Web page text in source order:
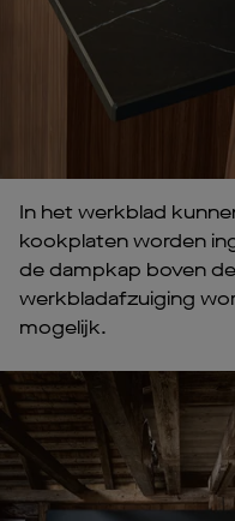
In het werkblad
kookplaten worden
de dampkap boven
werkbladafzuiging
mogelijk.